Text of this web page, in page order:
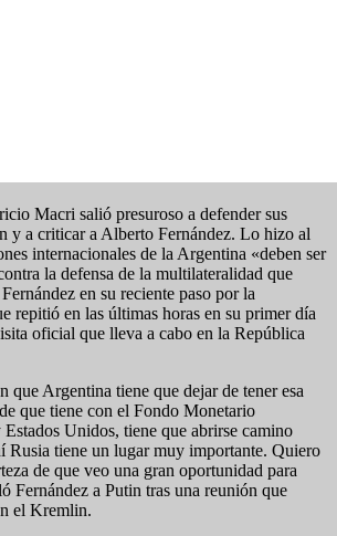
Macri salió presuroso a defender sus
y a criticar a Alberto Fernández. Lo hizo al
internacionales de la Argentina «deben ser
la defensa de la multilateralidad que
en su reciente paso por la
repitió en las últimas horas en su primer día
oficial que lleva a cabo en la República
que Argentina tiene que dejar de tener esa
que tiene con el Fondo Monetario
Unidos, tiene que abrirse camino
Rusia tiene un lugar muy importante. Quiero
de que veo una gran oportunidad para
Fernández a Putin tras una reunión que
el Kremlin.